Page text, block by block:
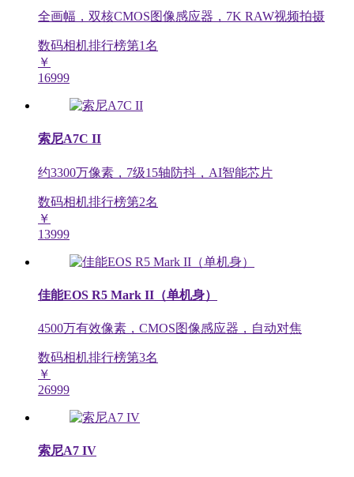
全画幅，双核CMOS图像感应器，7K RAW视频拍摄
数码相机排行榜第1名
￥
16999
索尼A7C II
约3300万像素，7级15轴防抖，AI智能芯片
数码相机排行榜第2名
￥
13999
佳能EOS R5 Mark II（单机身）
4500万有效像素，CMOS图像感应器，自动对焦
数码相机排行榜第3名
￥
26999
索尼A7 IV